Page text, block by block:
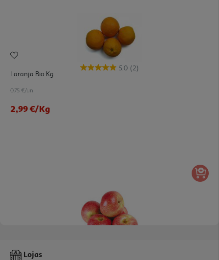
5.0 (2)
Laranja Bio Kg
0.75 €/un
2,99 €/Kg
Maçã Fuji Bio Kg
Lojas